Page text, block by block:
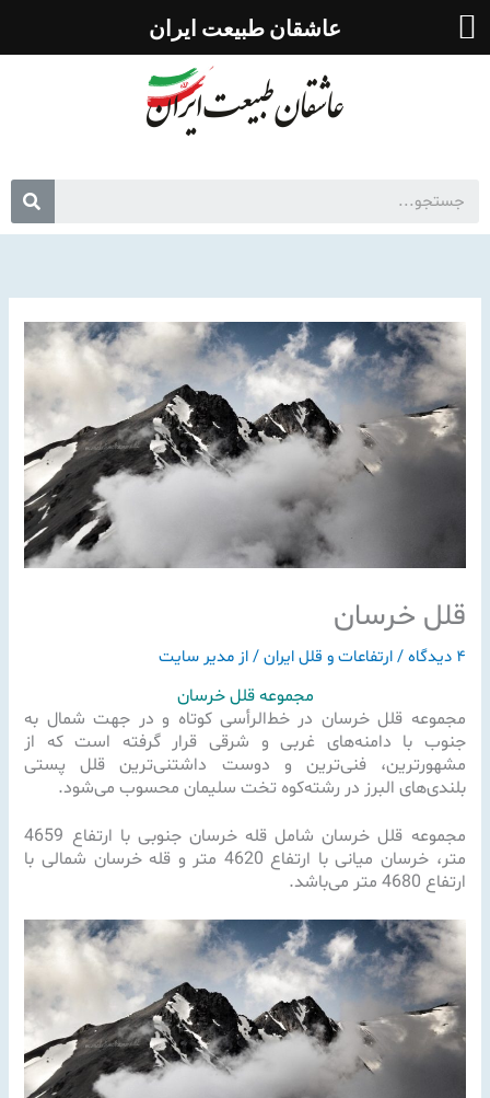
پرش
محتوا
قلل خرسان
۴ دیدگاه /ارتفاعات و قلل ایران / از مدیر سایت
مجموعه قلل خرسان
مجموعه قلل خرسان در خط‌الرأسی کوتاه و در جهت شمال به
جنوب با دامنه‌های غربی و شرقی قرار گرفته است که از
مشهورترین، فنی‌ترین و دوست داشتنی‌ترین قلل پستی
بلندی‌های البرز در رشته‌کوه تخت سلیمان محسوب می‌شود.
مجموعه قلل خرسان شامل قله خرسان جنوبی با ارتفاع 4659
متر، خرسان میانی با ارتفاع 4620 متر و قله خرسان شمالی با
ارتفاع 4680 متر می‌باشد.
عاشقان طبیعت ایران